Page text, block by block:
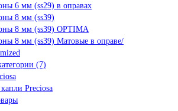
6 мм (ss29) в оправах
8 мм (ss39)
8 мм (ss39) OPTIMA
8 мм (ss39) Матовые в оправе/
(7)
Preciosa